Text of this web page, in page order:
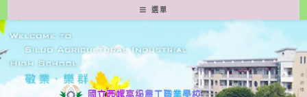
轉
至
要
容
選單